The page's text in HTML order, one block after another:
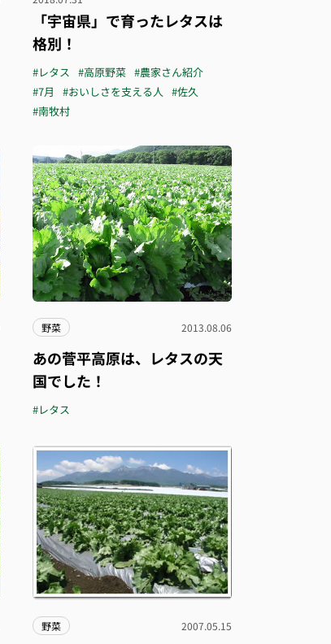
「宇宙県」で育ったレタスは
格別！
#レタス #高原野菜 #農家さん紹介
#7月
#おいしさを支える人 #佐久
#南牧村
野菜 2013.08.06
あの菅平高原は、レタスの天
国でした！
#レタス
野菜 2007.05.15